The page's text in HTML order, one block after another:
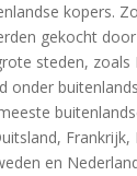
kopers.
gekocht
steden, zoals
onder
Frankrijk,
en